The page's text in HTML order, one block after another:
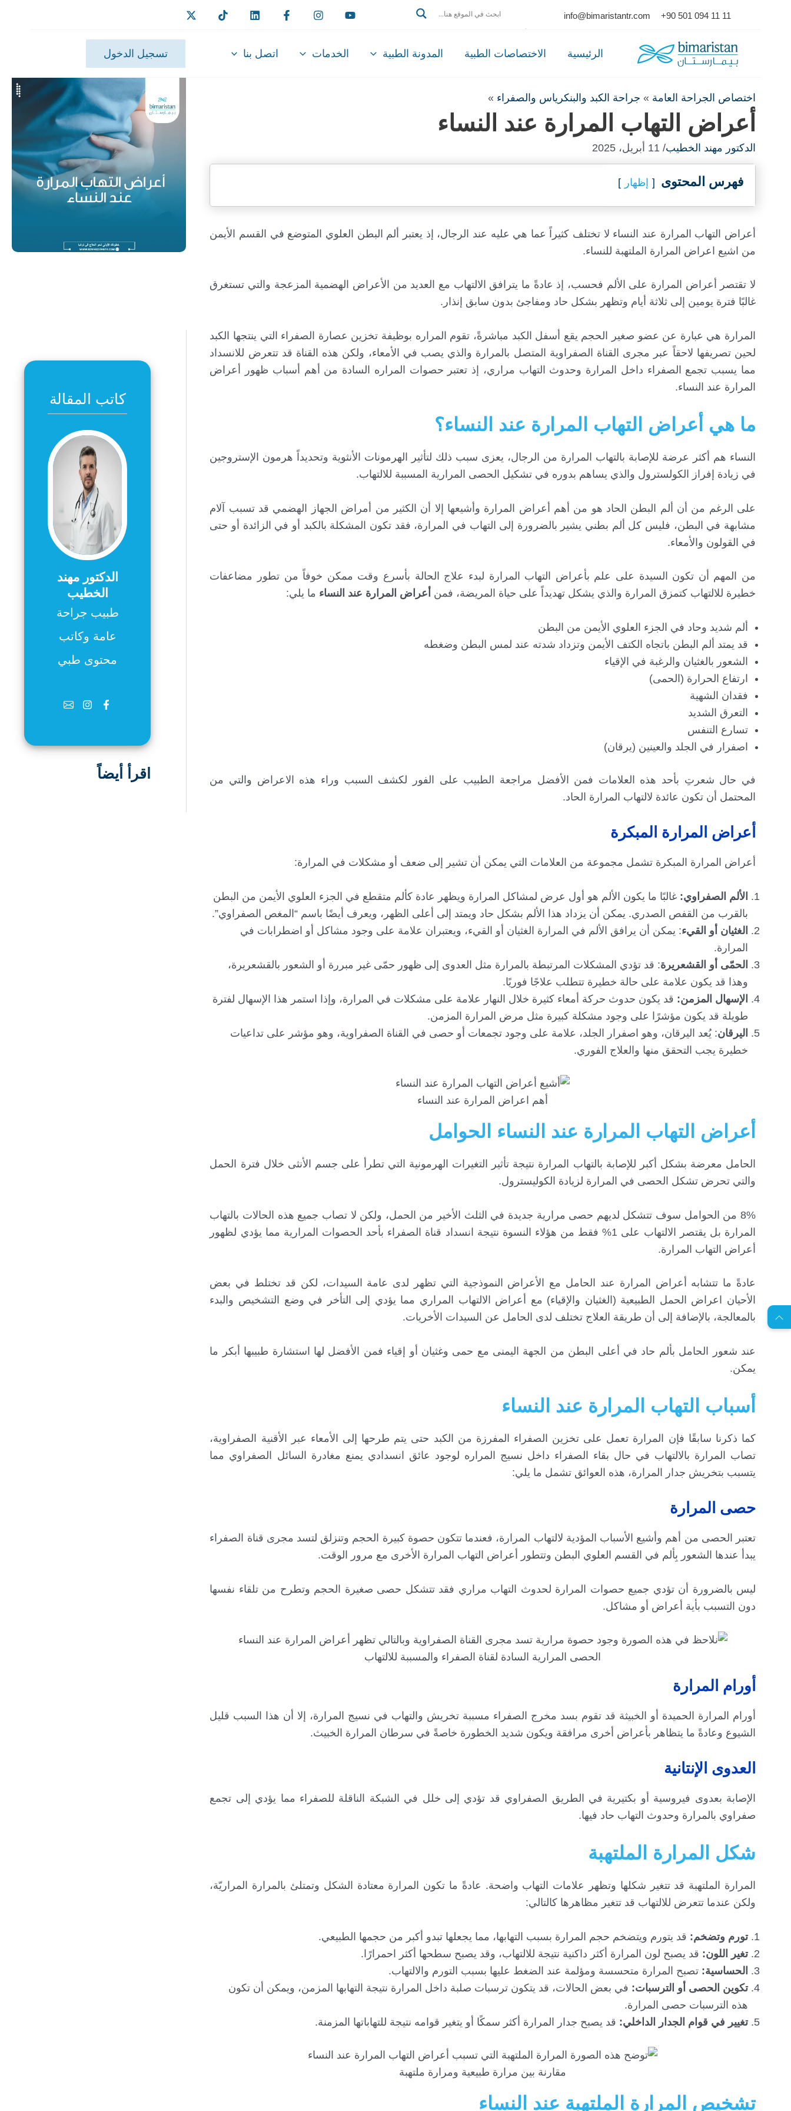
info@bimaristantr.com +90 501 094 11 11
الرئيسية الاختصاصات الطبية المدونة الطبية الخدمات اتصل بنا تسجيل الدخول
اختصاص الجراحة العامة » جراحة الكبد والبنكرياس والصفراء »
أعراض التهاب المرارة عند النساء
الدكتور مهند الخطيب/ 11 أبريل، 2025
فهرس المحتوى إظهار
أعراض التهاب المرارة عند النساء لا تختلف كثيراً عما هي عليه عند الرجال، إذ يعتبر ألم البطن العلوي المتوضع في القسم الأيمن
من اشيع اعراض المرارة الملتهبة للنساء.
لا تقتصر أعراض المرارة على الألم فحسب، إذ عادةً ما يترافق الالتهاب مع العديد من الأعراض الهضمية المزعجة والتي تستغرق
غالبًا فترة يومين إلى ثلاثة أيام وتظهر بشكل حاد ومفاجئ بدون سابق إنذار.
المرارة هي عبارة عن عضو صغير الحجم يقع أسفل الكبد مباشرةً، تقوم المراره بوظيفة تخزين عصارة الصفراء التي ينتجها الكبد
لحين تصريفها لاحقاً عبر مجرى القناة الصفراوية المتصل بالمرارة والذي يصب في الأمعاء، ولكن هذه القناة قد تتعرض للانسداد
مما يسبب تجمع الصفراء داخل المرارة وحدوث التهاب مراري، إذ تعتبر حصوات المراره السادة من أهم أسباب ظهور أعراض
المرارة عند النساء.
ما هي أعراض التهاب المرارة عند النساء؟
النساء هم أكثر عرضة للإصابة بالتهاب المرارة من الرجال، يعزى سبب ذلك لتأثير الهرمونات الأنثوية وتحديداً هرمون الإستروجين
في زيادة إفراز الكولسترول والذي يساهم بدوره في تشكيل الحصى المرارية المسببة للالتهاب.
على الرغم من أن ألم البطن الحاد هو من أهم أعراض المرارة وأشيعها إلا أن الكثير من أمراض الجهاز الهضمي قد تسبب آلام
مشابهة في البطن، فليس كل ألم بطني يشير بالضرورة إلى التهاب في المرارة، فقد تكون المشكلة بالكبد أو في الزائدة أو حتى
في القولون والأمعاء.
من المهم أن تكون السيدة على علم بأعراض التهاب المرارة لبدء علاج الحالة بأسرع وقت ممكن خوفاً من تطور مضاعفات
خطيرة للالتهاب كتمزق المرارة والذي يشكل تهديداً على حياة المريضة، فمن أعراض المرارة عند النساء ما يلي:
ألم شديد وحاد في الجزء العلوي الأيمن من البطن
قد يمتد ألم البطن باتجاه الكتف الأيمن وتزداد شدته عند لمس البطن وضغطه
الشعور بالغثيان والرغبة في الإقياء
ارتفاع الحرارة (الحمى)
فقدان الشهية
التعرق الشديد
تسارع التنفس
اصفرار في الجلد والعينين (يرقان)
في حال شعرتِ بأحد هذه العلامات فمن الأفضل مراجعة الطبيب على الفور لكشف السبب وراء هذه الاعراض والتي من
المحتمل أن تكون عائدة لالتهاب المرارة الحاد.
أعراض المرارة المبكرة
أعراض المرارة المبكرة تشمل مجموعة من العلامات التي يمكن أن تشير إلى ضعف أو مشكلات في المرارة:
الألم الصفراوي: غالبًا ما يكون الألم هو أول عرض لمشاكل المرارة ويظهر عادة كألم متقطع في الجزء العلوي الأيمن من البطن
بالقرب من القفص الصدري. يمكن أن يزداد هذا الألم بشكل حاد ويمتد إلى أعلى الظهر، ويعرف أيضًا باسم “المغص الصفراوي”.
الغثيان أو القيء: يمكن أن يرافق الألم في المرارة الغثيان أو القيء، ويعتبران علامة على وجود مشاكل أو اضطرابات في
المرارة.
الحمّى أو القشعريرة: قد تؤدي المشكلات المرتبطة بالمرارة مثل العدوى إلى ظهور حمّى غير مبررة أو الشعور بالقشعريرة،
وهذا قد يكون علامة على حالة خطيرة تتطلب علاجًا فوريًا.
الإسهال المزمن: قد يكون حدوث حركة أمعاء كثيرة خلال النهار علامة على مشكلات في المرارة، وإذا استمر هذا الإسهال لفترة
طويلة قد يكون مؤشرًا على وجود مشكلة كبيرة مثل مرض المرارة المزمن.
اليرقان: يُعد اليرقان، وهو اصفرار الجلد، علامة على وجود تجمعات أو حصى في القناة الصفراوية، وهو مؤشر على تداعيات
خطيرة يجب التحقق منها والعلاج الفوري.
أهم اعراض المرارة عند النساء
أعراض التهاب المرارة عند النساء الحوامل
الحامل معرضة بشكل أكبر للإصابة بالتهاب المرارة نتيجة تأثير التغيرات الهرمونية التي تطرأ على جسم الأنثى خلال فترة الحمل
والتي تحرض تشكل الحصى في المرارة لزيادة الكوليسترول.
8% من الحوامل سوف تتشكل لديهم حصى مرارية جديدة في الثلث الأخير من الحمل، ولكن لا تصاب جميع هذه الحالات بالتهاب
المرارة بل يقتصر الالتهاب على 1% فقط من هؤلاء النسوة نتيجة انسداد قناة الصفراء بأحد الحصوات المرارية مما يؤدي لظهور
أعراض التهاب المرارة.
عادةً ما تتشابه أعراض المرارة عند الحامل مع الأعراض النموذجية التي تظهر لدى عامة السيدات، لكن قد تختلط في بعض
الأحيان اعراض الحمل الطبيعية (الغثيان والإقياء) مع أعراض الالتهاب المراري مما يؤدي إلى التأخر في وضع التشخيص والبدء
بالمعالجة، بالإضافة إلى أن طريقة العلاج تختلف لدى الحامل عن السيدات الأخريات.
عند شعور الحامل بألم حاد في أعلى البطن من الجهة اليمنى مع حمى وغثيان أو إقياء فمن الأفضل لها استشارة طبيبها أبكر ما
يمكن.
أسباب التهاب المرارة عند النساء
كما ذكرنا سابقًا فإن المرارة تعمل على تخزين الصفراء المفرزة من الكبد حتى يتم طرحها إلى الأمعاء عبر الأقنية الصفراوية،
تصاب المرارة بالالتهاب في حال بقاء الصفراء داخل نسيج المراره لوجود عائق انسدادي يمنع مغادرة السائل الصفراوي مما
يتسبب بتخريش جدار المرارة، هذه العوائق تشمل ما يلي:
حصى المرارة
تعتبر الحصى من أهم وأشيع الأسباب المؤدية لالتهاب المرارة، فعندما تتكون حصوة كبيرة الحجم وتنزلق لتسد مجرى قناة الصفراء
يبدأ عندها الشعور بِألم في القسم العلوي البطن وتتطور أعراض التهاب المرارة الأخرى مع مرور الوقت.
ليس بالضرورة أن تؤدي جميع حصوات المرارة لحدوث التهاب مراري فقد تتشكل حصى صغيرة الحجم وتطرح من تلقاء نفسها
دون التسبب بأية أعراض أو مشاكل.
الحصى المرارية السادة لقناة الصفراء والمسببة للالتهاب
أورام المرارة
أورام المرارة الحميدة أو الخبيثة قد تقوم بسد مخرج الصفراء مسببة تخريش والتهاب في نسيج المرارة، إلا أن هذا السبب قليل
الشيوع وعادةً ما يتظاهر بأعراض أخرى مرافقة ويكون شديد الخطورة خاصةً في سرطان المرارة الخبيث.
العدوى الإنتانية
الإصابة بعدوى فيروسية أو بكتيرية في الطريق الصفراوي قد تؤدي إلى خلل في الشبكة الناقلة للصفراء مما يؤدي إلى تجمع
صفراوي بالمرارة وحدوث التهاب حاد فيها.
شكل المرارة الملتهبة
المرارة الملتهبة قد تتغير شكلها وتظهر علامات التهاب واضحة. عادةً ما تكون المرارة معتادة الشكل وتمتلئ بالمرارة المراريّة،
ولكن عندما تتعرض للالتهاب قد تتغير مظاهرها كالتالي:
تورم وتضخم: قد يتورم ويتضخم حجم المرارة بسبب التهابها، مما يجعلها تبدو أكبر من حجمها الطبيعي.
تغير اللون: قد يصبح لون المرارة أكثر داكنية نتيجة للالتهاب، وقد يصبح سطحها أكثر احمرارًا.
الحساسية: تصبح المرارة متحسسة ومؤلمة عند الضغط عليها بسبب التورم والالتهاب.
تكوين الحصى أو الترسبات: في بعض الحالات، قد يتكون ترسبات صلبة داخل المرارة نتيجة التهابها المزمن، ويمكن أن تكون
هذه الترسبات حصى المرارة.
تغيير في قوام الجدار الداخلي: قد يصبح جدار المرارة أكثر سمكًا أو يتغير قوامه نتيجة للتهاباتها المزمنة.
مقارنة بين مرارة طبيعية ومرارة ملتهبة
تشخيص المرارة الملتهبة عند النساء
كاتب المقالة
الدكتور مهند
الخطيب
طبيب جراحة
عامة وكاتب
محتوى طبي
اقرأ أيضاً